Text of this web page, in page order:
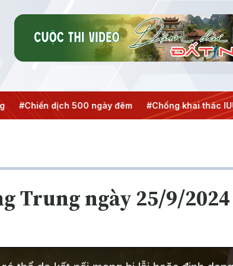
ngày đêm #Chống khai thác IUU #Căng
Trung ngày 25/9/2024